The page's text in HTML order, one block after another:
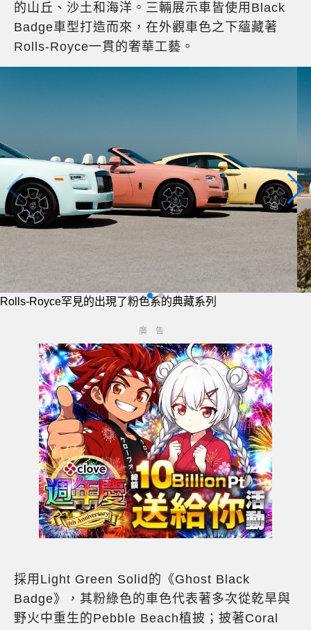
的山丘、沙土和海洋。三輛展示車皆使用Black
Badge車型打造而來，在外觀車色之下蘊藏著
Rolls-Royce一貫的奢華工藝。
Rolls-Royce罕見的出現了粉色系的典藏系列
採用Light Green Solid的《Ghost Black
Badge》，其粉綠色的車色代表著多次從乾旱與
野火中重生的Pebble Beach植披；披著Coral